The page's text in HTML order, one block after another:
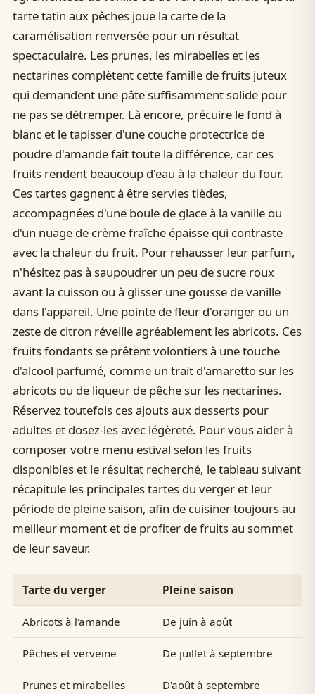
tarte tatin aux pêches joue la carte de la
caramélisation renversée pour un résultat
spectaculaire. Les prunes, les mirabelles et les
nectarines complètent cette famille de fruits juteux
qui demandent une pâte suffisamment solide pour
ne pas se détremper. Là encore, précuire le fond à
blanc et le tapisser d'une couche protectrice de
poudre d'amande fait toute la différence, car ces
fruits rendent beaucoup d'eau à la chaleur du four.
Ces tartes gagnent à être servies tièdes,
accompagnées d'une boule de glace à la vanille ou
d'un nuage de crème fraîche épaisse qui contraste
avec la chaleur du fruit. Pour rehausser leur parfum,
n'hésitez pas à saupoudrer un peu de sucre roux
avant la cuisson ou à glisser une gousse de vanille
dans l'appareil. Une pointe de fleur d'oranger ou un
zeste de citron réveille agréablement les abricots. Ces
fruits fondants se prêtent volontiers à une touche
d'alcool parfumé, comme un trait d'amaretto sur les
abricots ou de liqueur de pêche sur les nectarines.
Réservez toutefois ces ajouts aux desserts pour
adultes et dosez-les avec légèreté. Pour vous aider à
composer votre menu estival selon les fruits
disponibles et le résultat recherché, le tableau suivant
récapitule les principales tartes du verger et leur
période de pleine saison, afin de cuisiner toujours au
meilleur moment et de profiter de fruits au sommet
de leur saveur.
Tarte du verger Pleine saison
Abricots à l'amande De juin à août
Pêches et verveine De juillet à septembre
Prunes et mirabelles D'août à septembre